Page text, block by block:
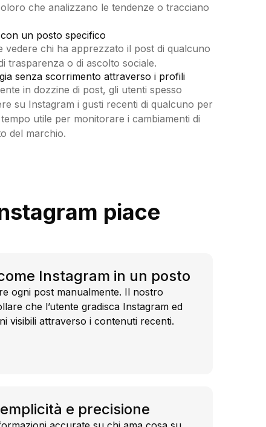
che analizzano le tendenze o tracciano
un posto specifico
vedere chi ha apprezzato il post di qualcuno
trasparenza o di ascolto sociale.
senza scorrimento attraverso i profili
in dozzine di post, gli utenti spesso
su Instagram i gusti recenti di qualcuno per
utile per monitorare i cambiamenti di
del marchio.
piace
Instagram in un posto
ogni post manualmente. Il nostro
che l’utente gradisca Instagram ed
visibili attraverso i contenuti recenti.
e precisione